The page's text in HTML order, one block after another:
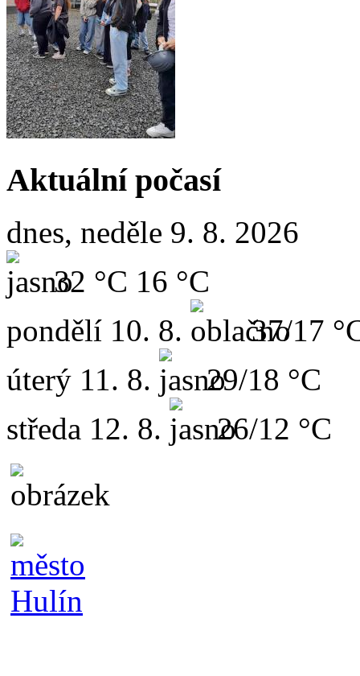
Aktuální počasí
dnes, neděle 9. 8. 2026
32 °C 16 °C
pondělí 10. 8.
37/17
úterý 11. 8.
29/18 °C
středa 12. 8. 26/12 °C